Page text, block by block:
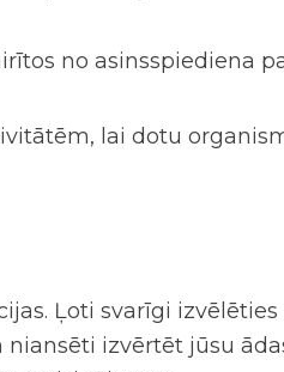
no asinsspiediena
lai dotu
. Ļoti svarīgi
niansēti izvērtēt jūsu